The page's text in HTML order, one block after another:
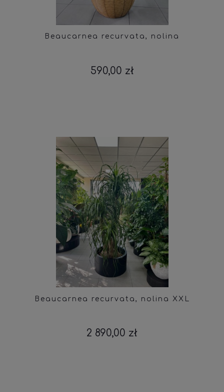
Beaucarnea recurvata, nolina
590,00 zł
Beaucarnea recurvata, nolina XXL
2 890,00 zł